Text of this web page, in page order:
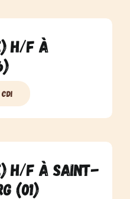
H/F à
CDI
H/F à Saint-
(01)